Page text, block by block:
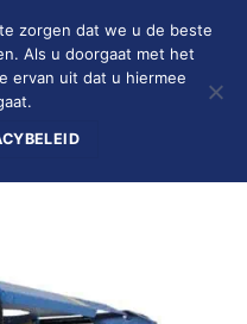
0
zorgen dat we u de beste
Als u doorgaat met het
ervan uit dat u hiermee